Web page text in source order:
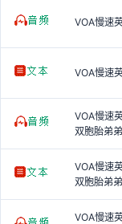
VOA慢速
VOA慢速
VOA慢速
双胞胎弟
VOA慢速
双胞胎弟
VOA慢速